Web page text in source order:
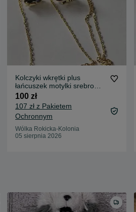
Kolczyki wkrętki plus
łańcuszek motylki srebro
s925 pozłacane
100 zł
107 zł z Pakietem
Ochronnym
Wólka Rokicka-Kolonia
05 sierpnia 2026